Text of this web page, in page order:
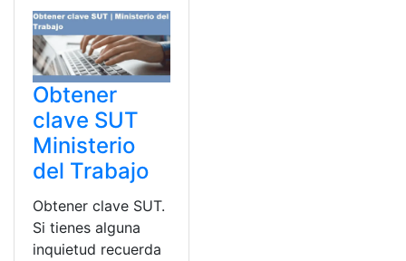
Obtener
clave SUT
Ministerio
del Trabajo
Obtener clave SUT.
Si tienes alguna
inquietud recuerda